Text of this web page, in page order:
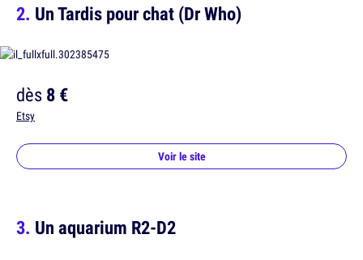
Un Tardis pour chat (Dr Who)
dès8 €
Etsy
Voir le site
Un aquarium R2-D2